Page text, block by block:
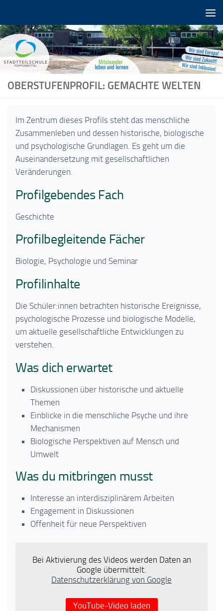
OBERSTUFENPROFIL: GEMACHTE WELTEN
Im Zentrum dieses Profils steht das menschliche
Zusammenleben und dessen historische, biologische
und psychologische Grundlagen. Es geht um die
Auseinandersetzung mit gesellschaftlichen
Veränderungen.
Profilgebendes Fach
Geschichte
Profilbegleitende Fächer
Biologie, Psychologie und Seminar
Profilinhalte
Die Schüler:innen betrachten historische Ereignisse,
psychologische Prozesse und biologische Modelle,
um aktuelle gesellschaftliche Entwicklungen zu
verstehen.
Was dich erwartet
Diskussionen über historische und aktuelle
Themen
Einblicke in die menschliche Psyche und ihre
Mechanismen
Biologische Perspektiven auf Mensch und
Umwelt
Was du mitbringen musst
Interesse an interdisziplinärem Arbeiten
Engagement in Diskussionen
Offenheit für neue Perspektiven
Bei Aktivierung des Videos werden Daten an
Google übermittelt.
Datenschutzerklärung von Google
YouTube-Video laden